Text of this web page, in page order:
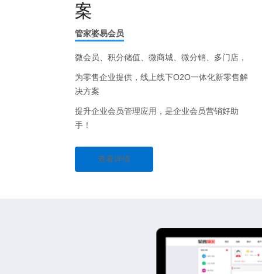
案
管家婆易会员
微会员、积分储值、微商城、微分销、多门店，
为零售企业提供，线上线下O2O一体化新零售解
决方案
提升企业会员管理应用，是企业会员营销好助
手！
查看详情